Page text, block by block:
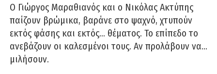
Ο Γιώργος Μαραθιανός και ο Νικόλας Ακτύπης
παίζουν βρώμικα, βαράνε στο ψαχνό, χτυπούν
εκτός φάσης και εκτός… θέματος. Το επίπεδο το
ανεβάζουν οι καλεσμένοι τους. Αν προλάβουν να…
μιλήσουν.